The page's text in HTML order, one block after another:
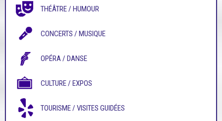
THÉÂTRE / HUMOUR
CONCERTS / MUSIQUE
OPÉRA / DANSE
CULTURE / EXPOS
TOURISME / VISITES GUIDÉES